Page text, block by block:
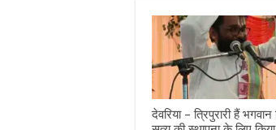
देवरिया – त्रिपुरारी हैं भगवान